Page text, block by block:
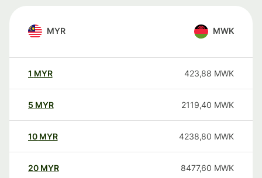
MYR MWK
1 MYR 423,88 MWK
5 MYR 2119,40 MWK
10 MYR 4238,80 MWK
20 MYR 8477,60 MWK